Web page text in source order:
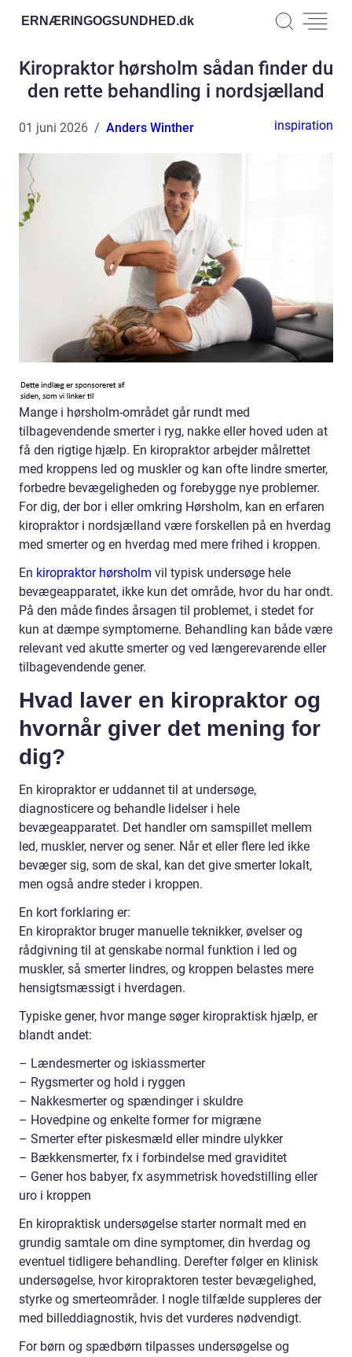
ERNÆRINGOGSUNDHED.dk
Kiropraktor hørsholm sådan finder du
den rette behandling i nordsjælland
01 juni 2026 Anders Winther inspiration
Mange i hørsholm-området går rundt med
tilbagevendende smerter i ryg, nakke eller hoved uden at
få den rigtige hjælp. En kiropraktor arbejder målrettet
med kroppens led og muskler og kan ofte lindre smerter,
forbedre bevægeligheden og forebygge nye problemer.
For dig, der bor i eller omkring Hørsholm, kan en erfaren
kiropraktor i nordsjælland være forskellen på en hverdag
med smerter og en hverdag med mere frihed i kroppen.
En kiropraktor hørsholm vil typisk undersøge hele
bevægeapparatet, ikke kun det område, hvor du har ondt.
På den måde findes årsagen til problemet, i stedet for
kun at dæmpe symptomerne. Behandling kan både være
relevant ved akutte smerter og ved længerevarende eller
tilbagevendende gener.
Hvad laver en kiropraktor og
hvornår giver det mening for
dig?
En kiropraktor er uddannet til at undersøge,
diagnosticere og behandle lidelser i hele
bevægeapparatet. Det handler om samspillet mellem
led, muskler, nerver og sener. Når et eller flere led ikke
bevæger sig, som de skal, kan det give smerter lokalt,
men også andre steder i kroppen.
En kort forklaring er:
En kiropraktor bruger manuelle teknikker, øvelser og
rådgivning til at genskabe normal funktion i led og
muskler, så smerter lindres, og kroppen belastes mere
hensigtsmæssigt i hverdagen.
Typiske gener, hvor mange søger kiropraktisk hjælp, er
blandt andet:
– Lændesmerter og iskiassmerter
– Rygsmerter og hold i ryggen
– Nakkesmerter og spændinger i skuldre
– Hovedpine og enkelte former for migræne
– Smerter efter piskesmæld eller mindre ulykker
– Bækkensmerter, fx i forbindelse med graviditet
– Gener hos babyer, fx asymmetrisk hovedstilling eller
uro i kroppen
En kiropraktisk undersøgelse starter normalt med en
grundig samtale om dine symptomer, din hverdag og
eventuel tidligere behandling. Derefter følger en klinisk
undersøgelse, hvor kiropraktoren tester bevægelighed,
styrke og smerteområder. I nogle tilfælde suppleres der
med billeddiagnostik, hvis det vurderes nødvendigt.
For børn og spædbørn tilpasses undersøgelse og